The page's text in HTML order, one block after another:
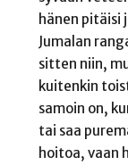
hänen pitäisi
Jumalan
sitten niin,
kuitenkin
samoin on,
tai saa
hoitoa, vaan